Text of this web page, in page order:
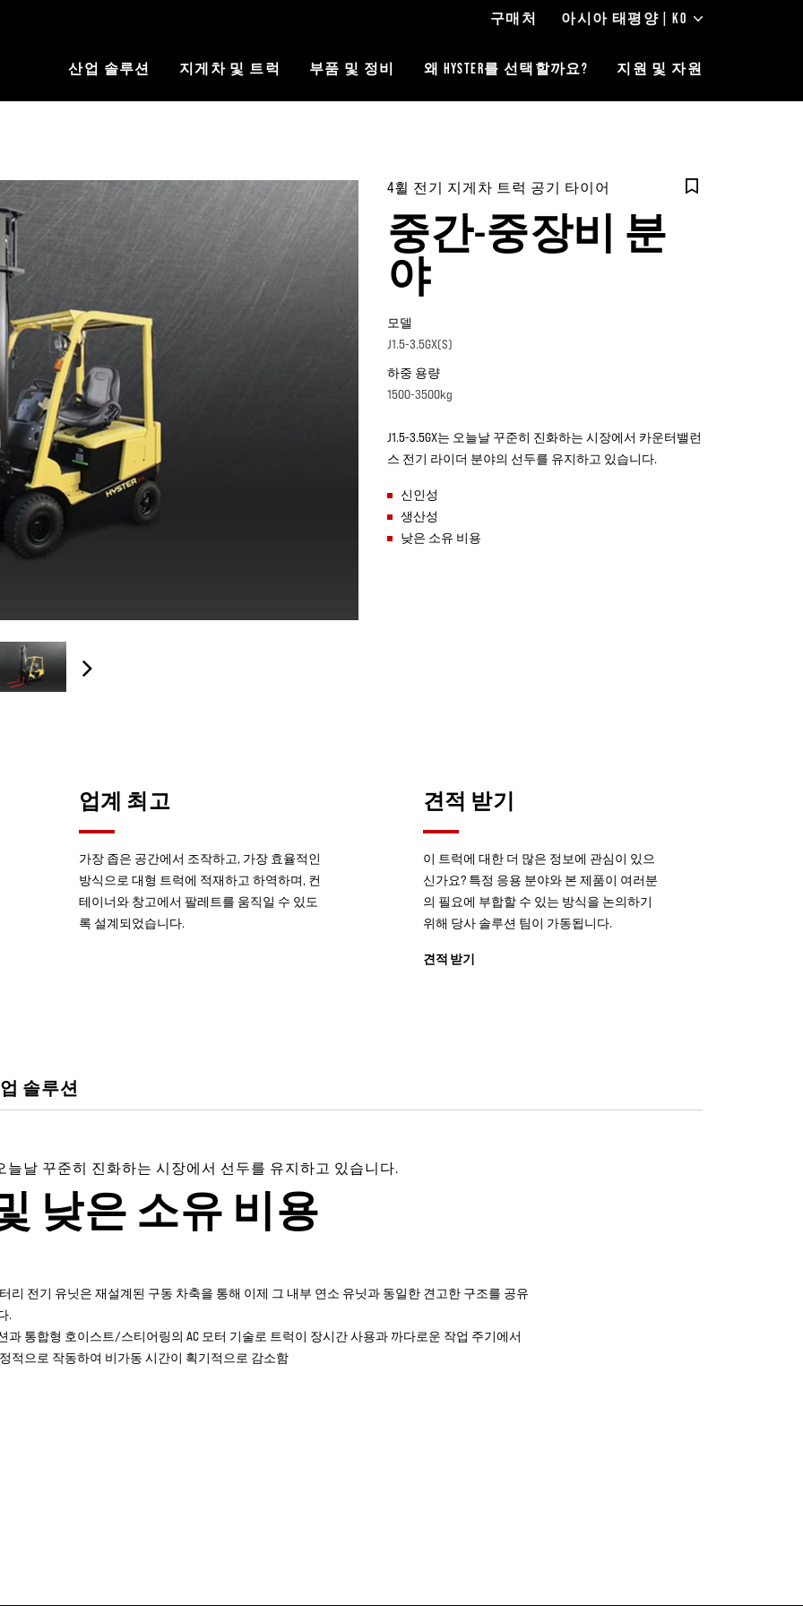
구매처 아시아 태평양 | KO
산업 솔루션 지게차 및 트럭 부품 및 정비 왜 HYSTER를 선택할까요? 지원 및 자원
4휠 전기 지게차 트럭 공기 타이어
중간-중장비 분
야
모델
J1.5-3.5GX(S)
하중 용량
1500-3500kg
J1.5-3.5GX는 오늘날 꾸준히 진화하는 시장에서 카운터밸런
스 전기 라이더 분야의 선두를 유지하고 있습니다.
신인성
생산성
낮은 소유 비용
업계 최고
가장 좁은 공간에서 조작하고, 가장 효율적인
방식으로 대형 트럭에 적재하고 하역하며, 컨
테이너와 창고에서 팔레트를 움직일 수 있도
록 설계되었습니다.
견적 받기
이 트럭에 대한 더 많은 정보에 관심이 있으
신가요? 특정 응용 분야와 본 제품이 여러분
의 필요에 부합할 수 있는 방식을 논의하기
위해 당사 솔루션 팀이 가동됩니다.
견적 받기
솔루션
늘날 꾸준히 진화하는 시장에서 선두를 유지하고 있습니다.
낮은 소유 비용
리 전기 유닛은 재설계된 구동 차축을 통해 이제 그 내부 연소 유닛과 동일한 견고한 구조를 공유
.
과 통합형 호이스트/스티어링의 AC 모터 기술로 트럭이 장시간 사용과 까다로운 작업 주기에서
적으로 작동하여 비가동 시간이 획기적으로 감소함